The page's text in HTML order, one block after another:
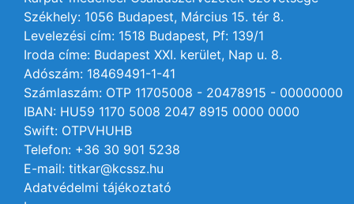
Székhely: 1056 Budapest, Március 15. tér 8.
Levelezési cím: 1518 Budapest, Pf: 139/1
Iroda címe: Budapest XXI. kerület, Nap u. 8.
Adószám: 18469491-1-41
Számlaszám: OTP 11705008 - 20478915 - 00000000
IBAN: HU59 1170 5008 2047 8915 0000 0000
Swift: OTPVHUHB
Telefon: +36 30 901 5238
E-mail: titkar@kcssz.hu
Adatvédelmi tájékoztató